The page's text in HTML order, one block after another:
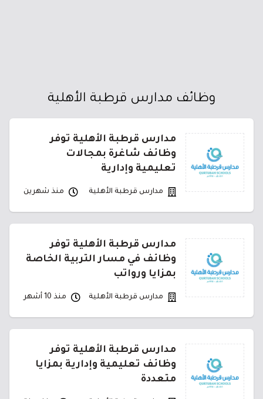
وظائف مدارس قرطبة الأهلية
مدارس قرطبة الأهلية توفر
وظائف شاغرة بمجالات
تعليمية وإدارية
مدارس قرطبة الأهلية منذ شهرين
مدارس قرطبة الأهلية توفر
وظائف في مسار التربية الخاصة
بمزايا ورواتب
مدارس قرطبة الأهلية منذ 10 أشهر
مدارس قرطبة الأهلية توفر
وظائف تعليمية وإدارية بمزايا
متعددة